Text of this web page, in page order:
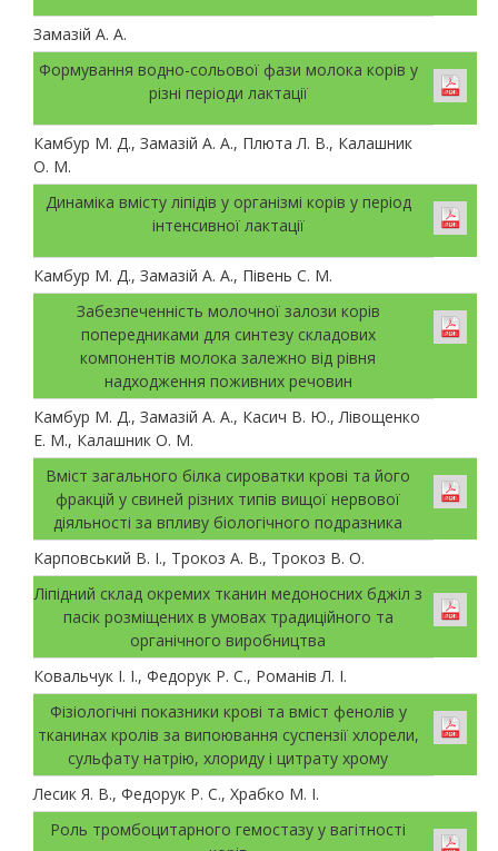
Замазій А. А.
Формування водно-сольової фази молока корів у
різні періоди лактації
Камбур М. Д., Замазій А. А., Плюта Л. В., Калашник
О. М.
Динаміка вмісту ліпідів у організмі корів у період
інтенсивної лактації
Камбур М. Д., Замазій А. А., Півень С. М.
Забезпеченність молочної залози корів
попередниками для синтезу складових
компонентів молока залежно від рівня
надходження поживних речовин
Камбур М. Д., Замазій А. А., Касич В. Ю., Лівощенко
Е. М., Калашник О. М.
Вміст загального білка сироватки крові та його
фракцій у свиней різних типів вищої нервової
діяльності за впливу біологічного подразника
Карповський В. І., Трокоз А. В., Трокоз В. О.
Ліпідний склад окремих тканин медоносних бджіл з
пасік розміщених в умовах традиційного та
органічного виробництва
Ковальчук І. І., Федорук Р. С., Романів Л. І.
Фізіологічні показники крові та вміст фенолів у
тканинах кролів за випоювання суспензії хлорели,
сульфату натрію, хлориду і цитрату хрому
Лесик Я. В., Федорук Р. С., Храбко М. І.
Роль тромбоцитарного гемостазу у вагітності